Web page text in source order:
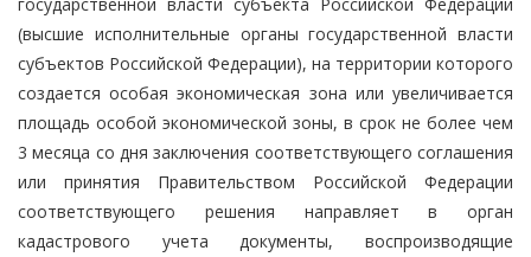
(высшие исполнительные органы государственной власти
субъектов Российской Федерации), на территории которого
создается особая экономическая зона или увеличивается
площадь особой экономической зоны, в срок не более чем
3 месяца со дня заключения соответствующего соглашения
или принятия Правительством Российской Федерации
соответствующего решения направляет в орган
кадастрового учета документы, воспроизводящие